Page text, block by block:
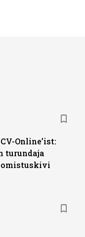
Online’ist:
turundaja